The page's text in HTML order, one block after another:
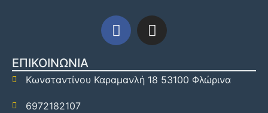
ΕΠΙΚΟΙΝΩΝΙΑ
Κωνσταντίνου Καραμανλή 18 53100 Φλώρινα
6972182107